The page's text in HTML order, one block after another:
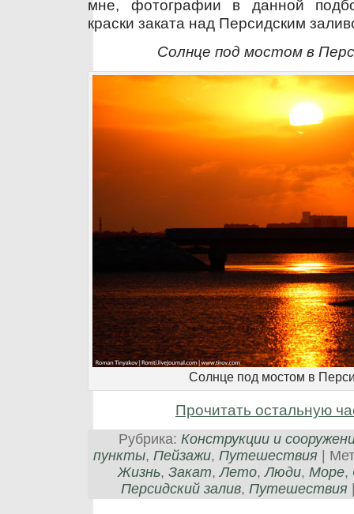
мне, фотографии в данной
краски заката над Персидским
Солнце под мостом в
Солнце под мостом в
Прочитать остальную
Рубрика: Конструкции и
пункты, Пейзажи, Путешествия |
Жизнь, Закат,Лето,Люди, Море,
Персидский залив, Путешествия